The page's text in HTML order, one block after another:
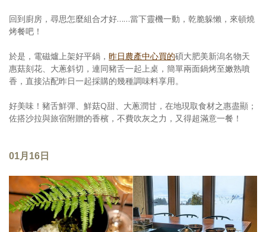
回到廚房，尋思怎麼組合才好……當下靈機一動，乾脆躲懶，來頓燒
烤餐吧！
於是，電磁爐上架好平鍋， 昨日農產中心買的碩大肥美新潟名物天
惠菇刻花、大蔥斜切，連同豬舌一起上桌，簡單兩面鍋烤至嫩熟噴
香，直接沾配昨日一起採購的幾種調味料享用。
好美味！豬舌鮮彈、鮮菇Q甜、大蔥潤甘，在地現取食材之惠盡顯；
佐搭沙拉與旅宿附贈的香檳，不費吹灰之力，又得超滿意一餐！
01月16日